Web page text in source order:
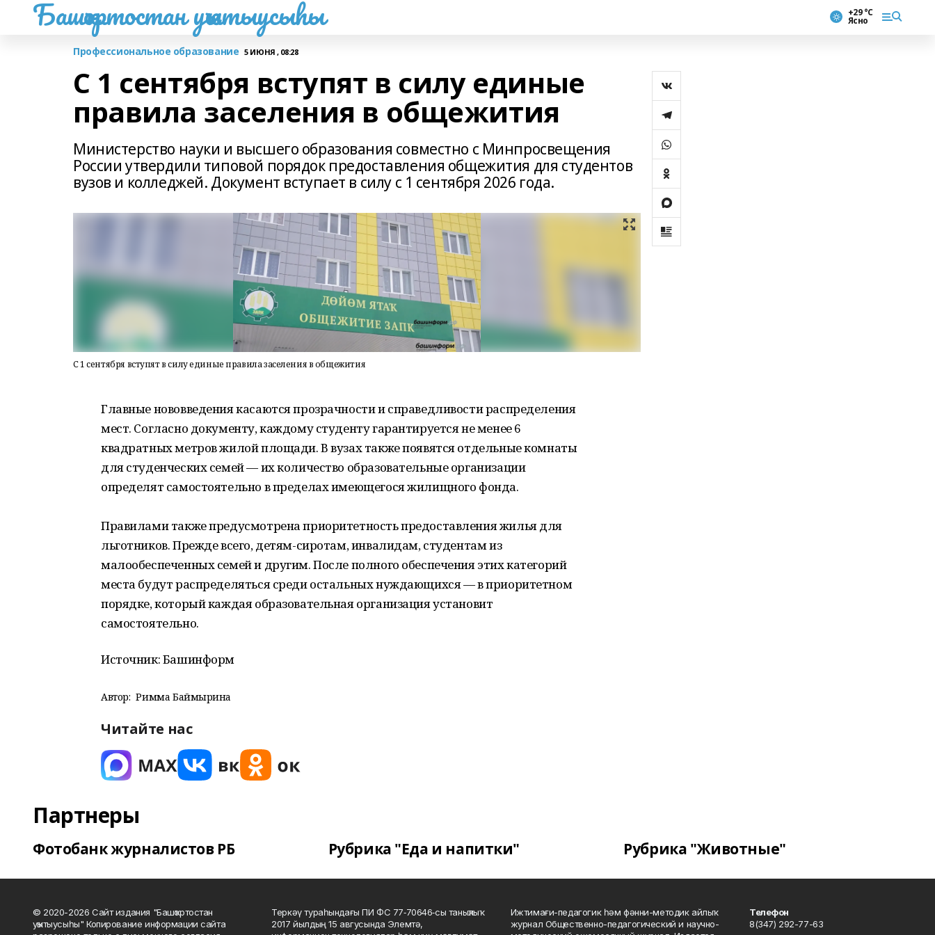
Башҡортостан уҡытыусыһы +29 °С
Ясно
Профессиональное образование 5 ИЮНЯ , 08:28
С 1 сентября вступят в силу единые
правила заселения в общежития
Министерство науки и высшего образования совместно с Минпросвещения
России утвердили типовой порядок предоставления общежития для студентов
вузов и колледжей. Документ вступает в силу с 1 сентября 2026 года.
С 1 сентября вступят в силу единые правила заселения в общежития
Главные нововведения касаются прозрачности и справедливости распределения
мест. Согласно документу, каждому студенту гарантируется не менее 6
квадратных метров жилой площади. В вузах также появятся отдельные комнаты
для студенческих семей — их количество образовательные организации
определят самостоятельно в пределах имеющегося жилищного фонда.
Правилами также предусмотрена приоритетность предоставления жилья для
льготников. Прежде всего, детям-сиротам, инвалидам, студентам из
малообеспеченных семей и другим. После полного обеспечения этих категорий
места будут распределяться среди остальных нуждающихся — в приоритетном
порядке, который каждая образовательная организация установит
самостоятельно.
Источник: Башинформ
Автор: Римма Баймырҙина
Читайте нас
Партнеры
Фотобанк журналистов РБ Рубрика "Еда и напитки" Рубрика "Животные"
© 2020-2026 Сайт издания "Башҡортостан
уҡытыусыһы" Копирование информации сайта
Теркәү тураһындағы ПИ ФС 77‑70646‑сы таныҡлыҡ
2017 йылдың 15 авгусында Элемтә,
Ижтимағи-педагогик һәм фәнни-методик айлыҡ
журнал Общественно-педагогический и научно-
Телефон
8(347) 292-77-63